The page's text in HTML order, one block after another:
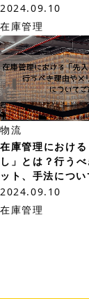
2024.09.10
在庫管理
物流
在庫管理におけ
し」とは？行う
ット、手法につ
2024.09.10
在庫管理